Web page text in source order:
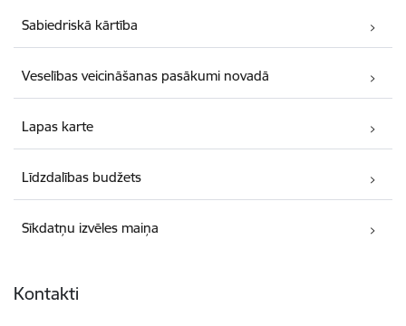
Sabiedriskā kārtība
Veselības veicināšanas pasākumi novadā
Lapas karte
Līdzdalības budžets
Sīkdatņu izvēles maiņa
Kontakti